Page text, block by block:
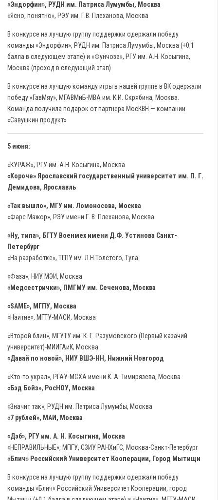
«Эндорфин», РУДН им. Патриса Лумумбы, Москва
«Ясно, понятно», РЭУ им. Г.В. Плеханова, Москва
В конкурсе на лучшую группу поддержки одержали победу
команды «Эндорфин», РУДН им. Патриса Лумумбы, Москва (+0,1
балла в следующем этапе) и «Фунчоза», РГУ им. А.Н. Косыгина,
Москва (проход в следующий этап)
В конкурсе на лучшую команду игры в нашей группе в ВК одержали
победу «ГавМяу», МГАВМиБ-МВА им. К.И. Скрябина, Москва.
Команда получила подарок от партнера МосКВН — компании
«Савушкин продукт»
5 июня:
«КУРАЖ», РГУ им. А.Н. Косыгина, Москва
«Короче» Ярославский государственный университет им. П. Г.
Демидова, Ярославль
«Так вышло», МГУ им. Ломоносова, Москва
«Фарс Мажор», РЭУ имени Г. В. Плеханова, Москва
«Ну, типа», БГТУ Военмех имени Д.Ф. Устинова Санкт-
Петербург
«На разработке», ТГПУ им. Л.Н.Толстого, Тула
«Фаза», НИУ МЭИ, Москва
«Медсестрички», ПМГМУ им. Сеченова, Москва
«SAME», МГПУ, Москва
«Наитие», МГТУ-МАСИ, Москва
«Второй блин», МГУТУ им. К. Г. Разумовского (Первый казачий
университет)-МИИГАиК, Москва
«Давай по новой», НИУ ВШЭ-НН, Нижний Новгород
«Кто-то украл», РГАУ-МСХА имени К. А. Тимирязева, Москва
«Бэд Бойз», РосНОУ, Москва
«Значит так», РУДН им. Патриса Лумумбы, Москва
«7 рублей», МАИ, Москва
«Дэб», РГУ им. А. Н. Косыгина, Москва
«НЕПРАВИЛЬНЫЕ», МПГУ, СЗИУ РАНХиГС, Москва-Санкт-Петербург
«Блич» Российский Университет Кооперации, Город Мытищи
В конкурсе на лучшую группу поддержки одержали победу
команды «Блич» Российский Университет Кооперации, город